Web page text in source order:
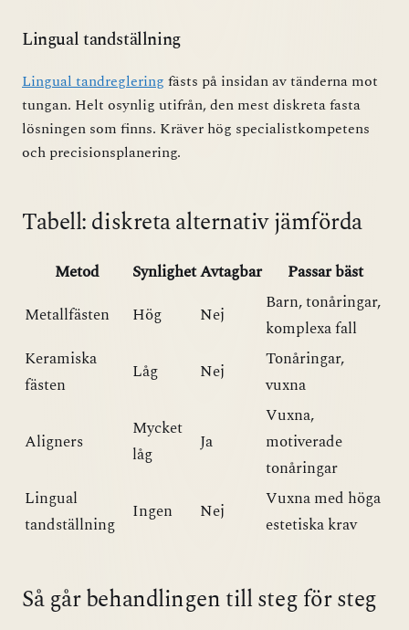
Lingual tandställning
Lingual tandreglering fästs på insidan av tänderna mot
tungan. Helt osynlig utifrån, den mest diskreta fasta
lösningen som finns. Kräver hög specialistkompetens
och precisionsplanering.
Tabell: diskreta alternativ jämförda
Metod SynlighetAvtagbar
Passar bäst
Metallfästen
Hög Nej
Barn, tonåringar,
komplexa fall
Keramiska
fästen
Låg Nej
Tonåringar,
vuxna
Aligners
Mycket
låg
Ja
Vuxna,
motiverade
tonåringar
Lingual
tandställning
Ingen Nej
Vuxna med höga
estetiska krav
Så går behandlingen till steg för steg